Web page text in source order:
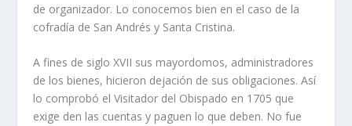
de organizador. Lo conocemos bien en el caso de la
cofradía de San Andrés y Santa Cristina.
A fines de siglo XVII sus mayordomos, administradores
de los bienes, hicieron dejación de sus obligaciones. Así
lo comprobó el Visitador del Obispado en 1705 que
exige den las cuentas y paguen lo que deben. No fue